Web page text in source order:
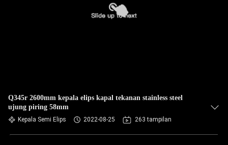
Q345r 2600mm kepala elips kapal tekanan stainless steel
ujung piring 58mm
Kepala Semi Elips 2022-08-25 263 tampilan